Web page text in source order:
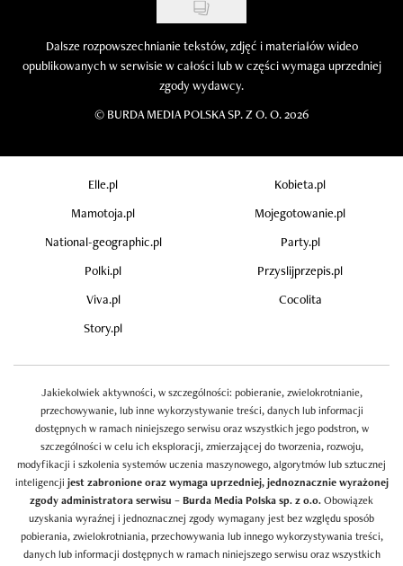
Dalsze rozpowszechnianie tekstów, zdjęć i materiałów wideo
opublikowanych w serwisie w całości lub w części wymaga uprzedniej
zgody wydawcy.
© BURDA MEDIA POLSKA SP. Z O. O. 2026
Elle.pl
Kobieta.pl
Mamotoja.pl
Mojegotowanie.pl
National-geographic.pl
Party.pl
Polki.pl
Przyslijprzepis.pl
Viva.pl
Cocolita
Story.pl
Jakiekolwiek aktywności, w szczególności: pobieranie, zwielokrotnianie,
przechowywanie, lub inne wykorzystywanie treści, danych lub informacji
dostępnych w ramach niniejszego serwisu oraz wszystkich jego podstron, w
szczególności w celu ich eksploracji, zmierzającej do tworzenia, rozwoju,
modyfikacji i szkolenia systemów uczenia maszynowego, algorytmów lub sztucznej
inteligencji jest zabronione oraz wymaga uprzedniej, jednoznacznie wyrażonej
zgody administratora serwisu – Burda Media Polska sp. z o.o.Obowiązek
uzyskania wyraźnej i jednoznacznej zgody wymagany jest bez względu sposób
pobierania, zwielokrotniania, przechowywania lub innego wykorzystywania treści,
danych lub informacji dostępnych w ramach niniejszego serwisu oraz wszystkich